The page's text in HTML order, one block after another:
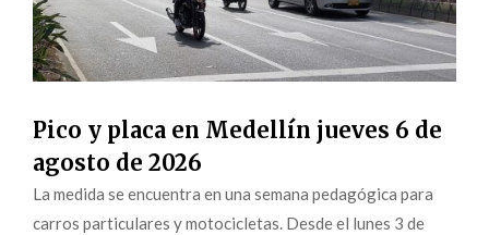
Pico y placa en Medellín jueves 6 de
agosto de 2026
La medida se encuentra en una semana pedagógica para
carros particulares y motocicletas. Desde el lunes 3 de